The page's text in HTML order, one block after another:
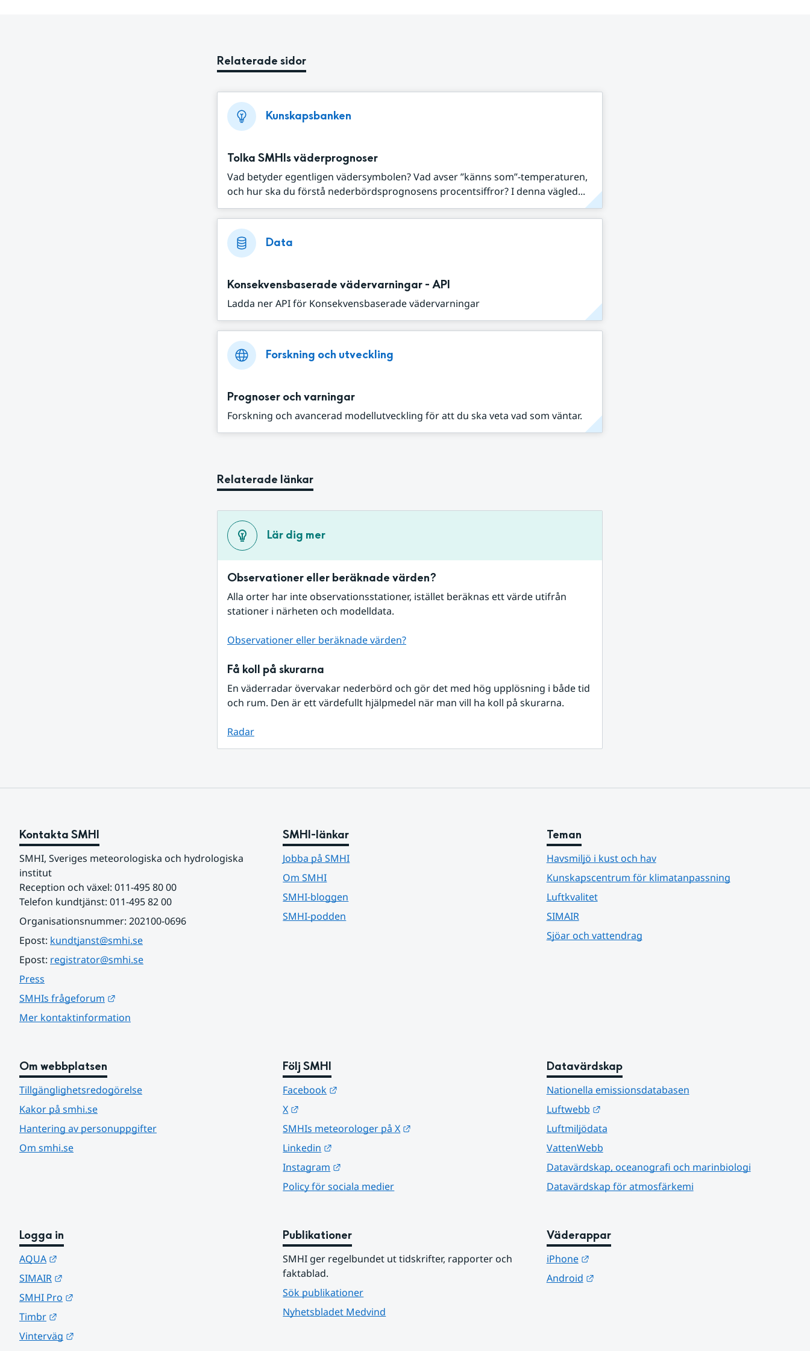
Relaterade sidor
Kunskapsbanken
Tolka SMHIs väderprognoser
Vad betyder egentligen vädersymbolen? Vad avser ”känns som”-temperaturen,
och hur ska du förstå nederbördsprognosens procentsiffror? I denna vägled...
Data
Konsekvensbaserade vädervarningar - API
Ladda ner API för Konsekvensbaserade vädervarningar
Forskning och utveckling
Prognoser och varningar
Forskning och avancerad modellutveckling för att du ska veta vad som väntar.
Relaterade länkar
Lär dig mer
Observationer eller beräknade värden?
Alla orter har inte observationsstationer, istället beräknas ett värde utifrån
stationer i närheten och modelldata.
Observationer eller beräknade värden?
Få koll på skurarna
En väderradar övervakar nederbörd och gör det med hög upplösning i både tid
och rum. Den är ett värdefullt hjälpmedel när man vill ha koll på skurarna.
Radar
Kontakta SMHI
SMHI, Sveriges meteorologiska och hydrologiska
institut
Reception och växel: 011-495 80 00
Telefon kundtjänst: 011-495 82 00
Organisationsnummer: 202100-0696
Epost: kundtjanst@smhi.se
Epost: registrator@smhi.se
Press
SMHIs frågeforum
Mer kontaktinformation
SMHI-länkar
Jobba på SMHI
Om SMHI
SMHI-bloggen
SMHI-podden
Teman
Havsmiljö i kust och hav
Kunskapscentrum för klimatanpassning
Luftkvalitet
SIMAIR
Sjöar och vattendrag
Om webbplatsen
Tillgänglighetsredogörelse
Kakor på smhi.se
Hantering av personuppgifter
Om smhi.se
Följ SMHI
Facebook
X
SMHIs meteorologer på X
Linkedin
Instagram
Policy för sociala medier
Datavärdskap
Nationella emissionsdatabasen
Luftwebb
Länk till annan webbplats.
Luftmiljödata
VattenWebb
Datavärdskap, oceanografi och marinbiologi
Datavärdskap för atmosfärkemi
Logga in
AQUA
SIMAIR
SMHI Pro
Timbr
Vinterväg
Publikationer
SMHI ger regelbundet ut tidskrifter, rapporter och
faktablad.
Sök publikationer
Nyhetsbladet Medvind
Väderappar
iPhone
Länk till annan webbplats.
Android
Länk till annan webbplats.